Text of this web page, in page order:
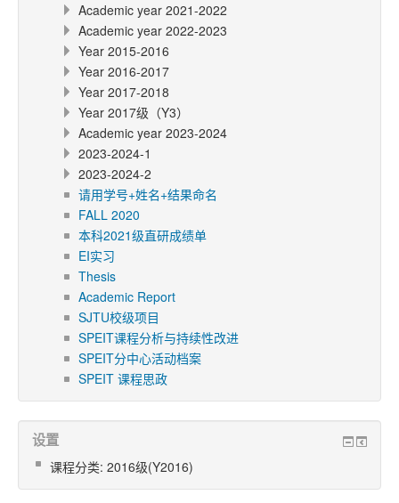
Academic year 2021-2022
Academic year 2022-2023
Year 2015-2016
Year 2016-2017
Year 2017-2018
Year 2017级（Y3）
Academic year 2023-2024
2023-2024-1
2023-2024-2
请用学号+姓名+结果命名
FALL 2020
本科2021级直研成绩单
EI实习
Thesis
Academic Report
SJTU校级项目
SPEIT课程分析与持续性改进
SPEIT分中心活动档案
SPEIT 课程思政
设置
课程分类: 2016级(Y2016)